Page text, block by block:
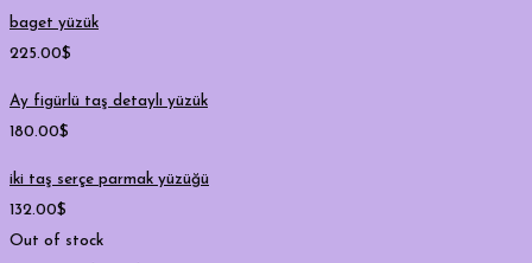
baget yüzük
225.00$
Ay figürlü taş detaylı yüzük
180.00$
iki taş serçe parmak yüzüğü
132.00$
Out of stock